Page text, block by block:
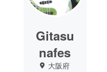
Gitasu
nafes
大阪府